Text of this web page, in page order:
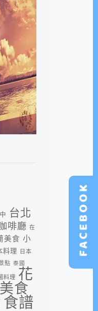
台北
啡廳 在
美食 小
料理
日本
點 泰國
料理 花
食
食譜